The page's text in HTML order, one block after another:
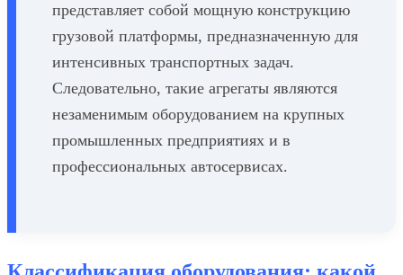
представляет собой мощную конструкцию
грузовой платформы, предназначенную для
интенсивных транспортных задач.
Следовательно, такие агрегаты являются
незаменимым оборудованием на крупных
промышленных предприятиях и в
профессиональных автосервисах.